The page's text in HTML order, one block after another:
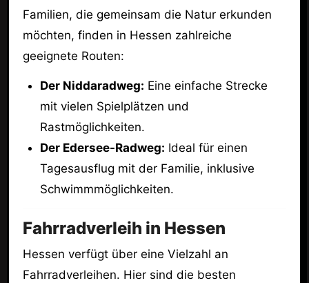
Familien, die gemeinsam die Natur erkunden
möchten, finden in Hessen zahlreiche
geeignete Routen:
Der Niddaradweg: Eine einfache Strecke
mit vielen Spielplätzen und
Rastmöglichkeiten.
Der Edersee-Radweg: Ideal für einen
Tagesausflug mit der Familie, inklusive
Schwimmmöglichkeiten.
Fahrradverleih in Hessen
Hessen verfügt über eine Vielzahl an
Fahrradverleihen. Hier sind die besten